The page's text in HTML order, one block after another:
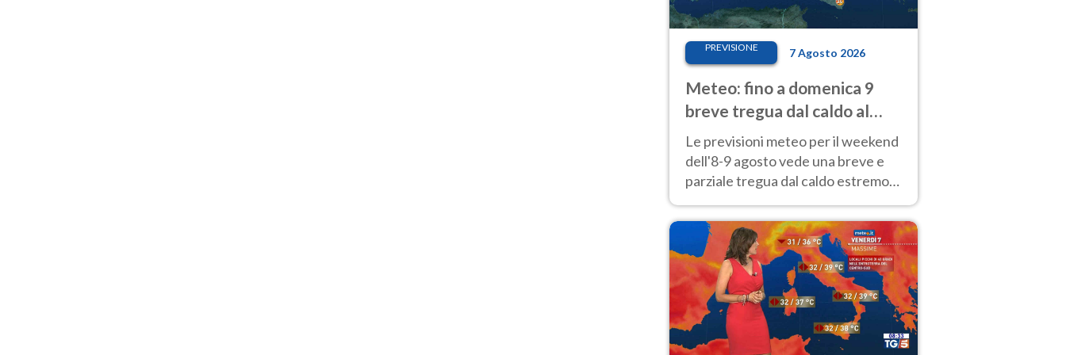
PREVISIONE 7 Agosto 2026
Meteo: fino a domenica 9
breve tregua dal caldo al
Nord! Altrove calura e afa
Le previsioni meteo per il weekend
dell'8-9 agosto vede una breve e
parziale tregua dal caldo estremo
40 gradi.